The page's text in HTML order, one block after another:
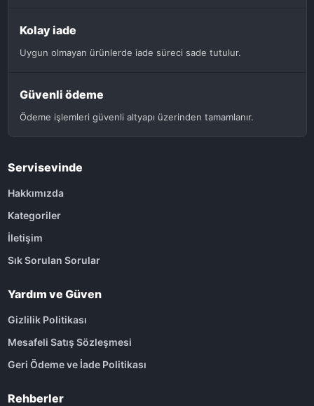
Kolay iade
Uygun olmayan ürünlerde iade süreci sade tutulur.
Güvenli ödeme
Ödeme işlemleri güvenli altyapı üzerinden tamamlanır.
Servisevinde
Hakkımızda
Kategoriler
İletişim
Sık Sorulan Sorular
Yardım ve Güven
Gizlilik Politikası
Mesafeli Satış Sözleşmesi
Geri Ödeme ve İade Politikası
Rehberler